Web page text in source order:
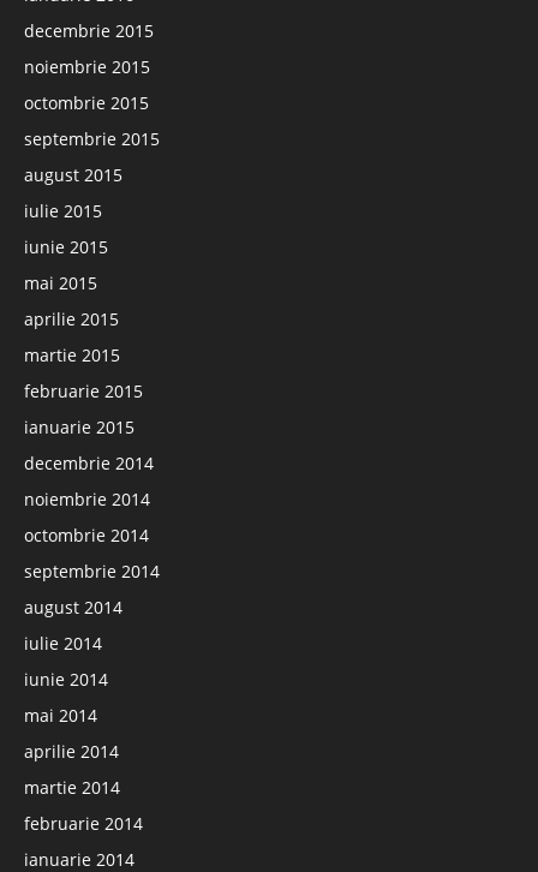
decembrie 2015
noiembrie 2015
octombrie 2015
septembrie 2015
august 2015
iulie 2015
iunie 2015
mai 2015
aprilie 2015
martie 2015
februarie 2015
ianuarie 2015
decembrie 2014
noiembrie 2014
octombrie 2014
septembrie 2014
august 2014
iulie 2014
iunie 2014
mai 2014
aprilie 2014
martie 2014
februarie 2014
ianuarie 2014